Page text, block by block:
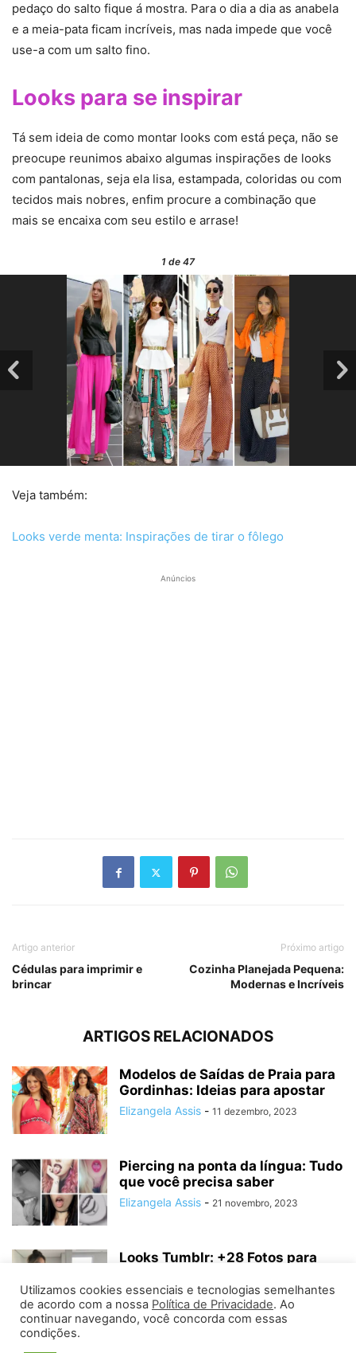
pedaço do salto fique á mostra. Para o dia a dia as anabela
e a meia-pata ficam incríveis, mas nada impede que você
use-a com um salto fino.
Looks para se inspirar
Tá sem ideia de como montar looks com está peça, não se
preocupe reunimos abaixo algumas inspirações de looks
com pantalonas, seja ela lisa, estampada, coloridas ou com
tecidos mais nobres, enfim procure a combinação que
mais se encaixa com seu estilo e arrase!
1 de 47
Veja também:
Looks verde menta: Inspirações de tirar o fôlego
Anúncios
Artigo anterior
Cédulas para imprimir e
brincar
Próximo artigo
Cozinha Planejada Pequena:
Modernas e Incríveis
ARTIGOS RELACIONADOS
Modelos de Saídas de Praia para
Gordinhas: Ideias para apostar
Elizangela Assis - 11 dezembro, 2023
Piercing na ponta da língua: Tudo
que você precisa saber
Elizangela Assis - 21 novembro, 2023
Looks Tumblr: +28 Fotos para
Elizangela Assis - 6 fevereiro, 2023
Utilizamos cookies essenciais e tecnologias semelhantes
de acordo com a nossa Política de Privacidade. Ao
continuar navegando, você concorda com essas
condições.